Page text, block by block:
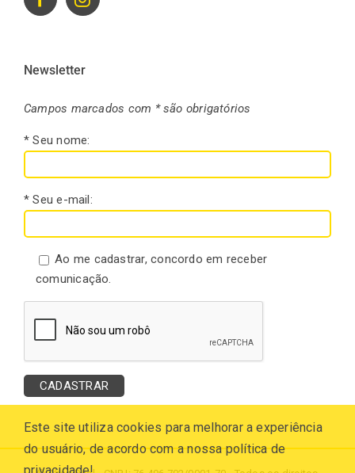
Newsletter
Campos marcados com * são obrigatórios
* Seu nome:
* Seu e-mail:
Ao me cadastrar, concordo em receber
comunicação.
Este site utiliza cookies para melhorar a experiência
do usuário, de acordo com a nossa política de